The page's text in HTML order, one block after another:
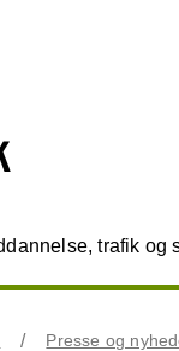
trafik og
Presse og